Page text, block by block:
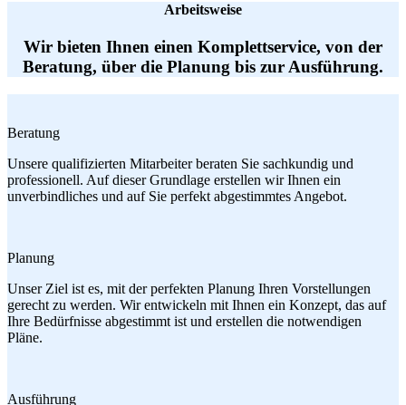
Arbeitsweise
Wir bieten Ihnen einen Komplettservice, von der
Beratung, über die Planung bis zur Ausführung.
Beratung
Unsere qualifizierten Mitarbeiter beraten Sie sachkundig und
professionell. Auf dieser Grundlage erstellen wir Ihnen ein
unverbindliches und auf Sie perfekt abgestimmtes Angebot.
Planung
Unser Ziel ist es, mit der perfekten Planung Ihren Vorstellungen
gerecht zu werden. Wir entwickeln mit Ihnen ein Konzept, das auf
Ihre Bedürfnisse abgestimmt ist und erstellen die notwendigen
Pläne.
Ausführung